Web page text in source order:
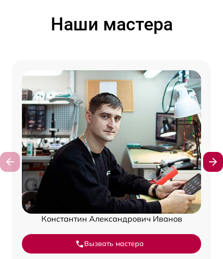
Наши мастера
Константин Александрович Иванов
Вызвать мастера